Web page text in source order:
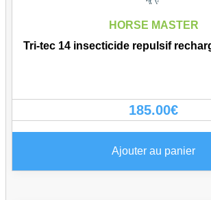
HORSE MASTER
Tri-tec 14 insecticide repulsif
185.00€
Ajouter au panier